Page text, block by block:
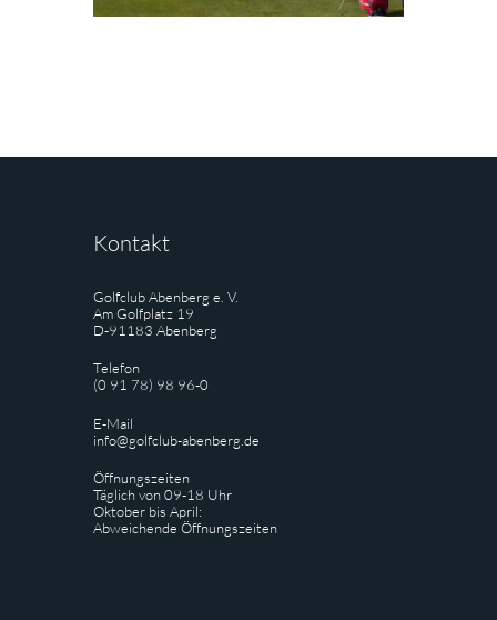
Kontakt
Golfclub Abenberg e. V.
Am Golfplatz 19
D-91183 Abenberg
Telefon
(0 91 78) 98 96-0
E-Mail
info@golfclub-abenberg.de
Öffnungszeiten
Täglich von 09-18 Uhr
Oktober bis April:
Abweichende Öffnungszeiten